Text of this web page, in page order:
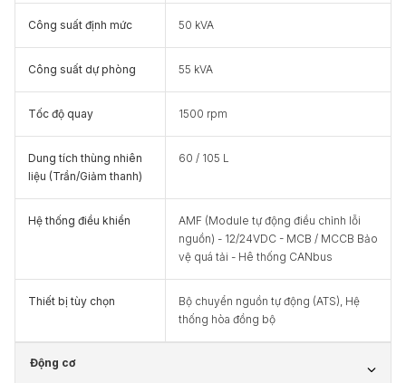
Công suất định mức 50 kVA
Công suất dự phòng 55 kVA
Tốc độ quay 1500 rpm
Dung tích thùng nhiên
liệu (Trần/Giảm thanh)
60 / 105 L
Hệ thống điều khiển
AMF (Module tự động điều chỉnh lỗi
nguồn) - 12/24VDC - MCB / MCCB Bảo
vệ quá tải - Hê thống CANbus
Thiết bị tùy chọn
Bộ chuyển nguồn tự động (ATS), Hệ
thống hòa đồng bộ
Động cơ